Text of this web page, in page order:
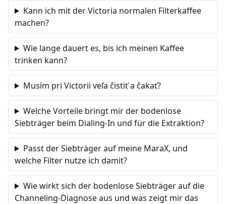
Kann ich mit der Victoria normalen Filterkaffee
machen?
Wie lange dauert es, bis ich meinen Kaffee
trinken kann?
Musím pri Victorii veľa čistiť a čakať?
Welche Vorteile bringt mir der bodenlose
Siebträger beim Dialing-In und für die Extraktion?
Passt der Siebträger auf meine MaraX, und
welche Filter nutze ich damit?
Wie wirkt sich der bodenlose Siebträger auf die
Channeling-Diagnose aus und was zeigt mir das